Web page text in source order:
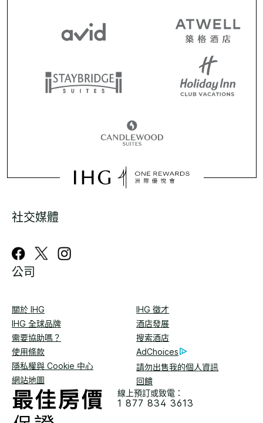
社交媒體
公司
關於 IHG
IHG 徵才
IHG 全球品牌
酒店發展
需要協助嗎？
搜索酒店
使用條款
AdChoices
隱私權與 Cookie 中心
請勿出售我的個人資訊
網站地圖
回饋
線上預訂或致電：
1 877 834 3613